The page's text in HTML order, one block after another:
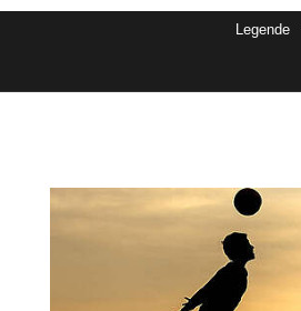
Legende